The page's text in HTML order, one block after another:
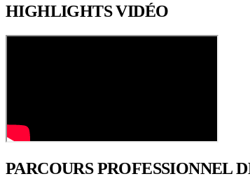
HIGHLIGHTSVIDÉO
PARCOURS PROFESSIONNEL